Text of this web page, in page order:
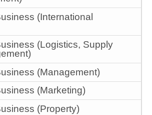
(International
(Logistics, Supply
(Management)
(Marketing)
(Property)